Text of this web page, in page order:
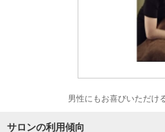
男性にもお喜びいただけ
サロンの利用傾向